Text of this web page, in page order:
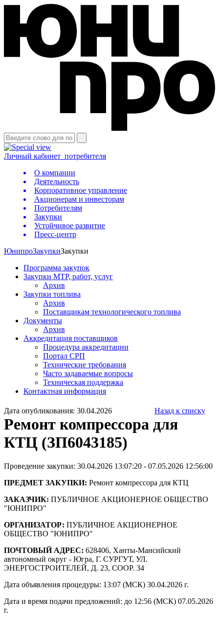
Личный кабинет потребителя
О компании
Деятельность
Корпоративное управление
Акционерам и инвесторам
Потребителям
Закупки
Устойчивое развитие
Пресс-центр
ЮнипроЗакупкиЗакупки
Программа закупок
Закупки МТР, работ, услуг
Архив
Закупки топлива
Архив
Поставщикам технологического топлива
Документы
Архив
Аккредитация поставщиков
Процедура аккредитации
Портал СРП
Технические требования
Часто задаваемые вопросы
Техническая поддержка
Контактная информация
Дата опубликования: 30.04.2026 Назад к списку
Ремонт компрессора для
КТЦ (ЗП6043185)
Проведение закупки: 30.04.2026 13:07:20 - 07.05.2026 12:56:00
ПРЕДМЕТ ЗАКУПКИ: Ремонт компрессора для КТЦ
ЗАКАЗЧИК: ПУБЛИЧНОЕ АКЦИОНЕРНОЕ ОБЩЕСТВО
"ЮНИПРО"
ОРГАНИЗАТОР: ПУБЛИЧНОЕ АКЦИОНЕРНОЕ
ОБЩЕСТВО "ЮНИПРО"
ПОЧТОВЫЙ АДРЕС: 628406, Ханты-Мансийский
автономный округ - Югра, Г. СУРГУТ, УЛ.
ЭНЕРГОСТРОИТЕЛЕЙ, Д. 23, СООР. 34
Дата объявления процедуры: 13:07 (МСК) 30.04.2026 г.
Дата и время подачи предложений: до 12:56 (МСК) 07.05.2026
г.